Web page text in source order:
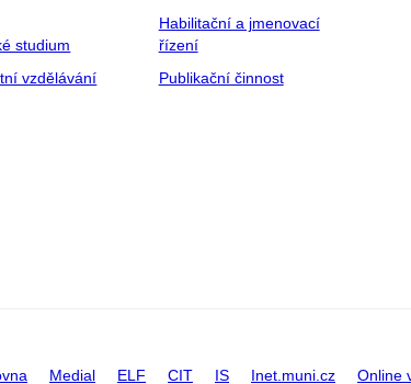
studium
vzdělávání
Habilitační a jmenovací
řízení
Publikační činnost
Medial ELF CIT IS Inet.muni.cz Online